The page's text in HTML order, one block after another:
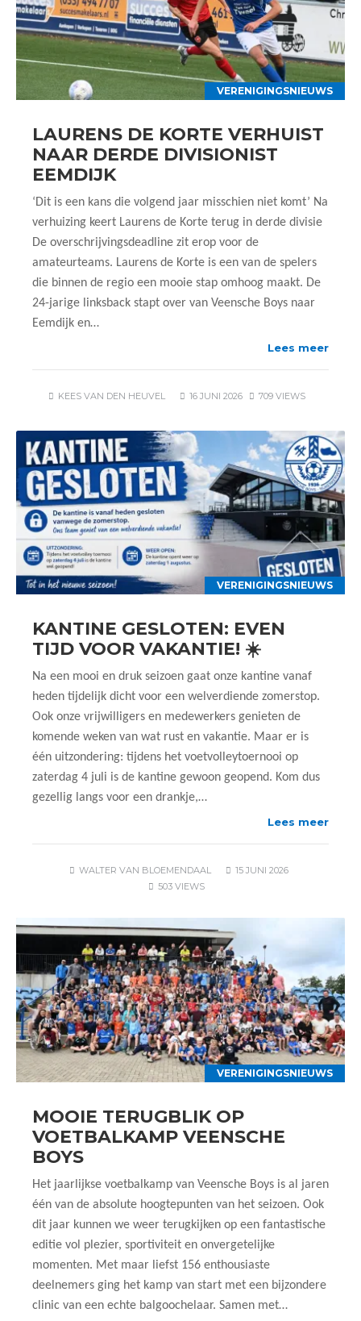
VERENIGINGSNIEUWS
LAURENS DE KORTE VERHUIST
NAAR DERDE DIVISIONIST
EEMDIJK
‘Dit is een kans die volgend jaar misschien niet komt’ Na
verhuizing keert Laurens de Korte terug in derde divisie
De overschrijvingsdeadline zit erop voor de
amateurteams. Laurens de Korte is een van de spelers
die binnen de regio een mooie stap omhoog maakt. De
24-jarige linksback stapt over van Veensche Boys naar
Eemdijk en…
Lees meer
KEES VAN DEN HEUVEL 16 JUNI 2026 709 VIEWS
VERENIGINGSNIEUWS
KANTINE GESLOTEN: EVEN
TIJD VOOR VAKANTIE! ☀️
Na een mooi en druk seizoen gaat onze kantine vanaf
heden tijdelijk dicht voor een welverdiende zomerstop.
Ook onze vrijwilligers en medewerkers genieten de
komende weken van wat rust en vakantie. Maar er is
één uitzondering: tijdens het voetvolleytoernooi op
zaterdag 4 juli is de kantine gewoon geopend. Kom dus
gezellig langs voor een drankje,…
Lees meer
WALTER VAN BLOEMENDAAL
15 JUNI 2026
503 VIEWS
VERENIGINGSNIEUWS
MOOIE TERUGBLIK OP
VOETBALKAMP VEENSCHE
BOYS
Het jaarlijkse voetbalkamp van Veensche Boys is al jaren
één van de absolute hoogtepunten van het seizoen. Ook
dit jaar kunnen we weer terugkijken op een fantastische
editie vol plezier, sportiviteit en onvergetelijke
momenten. Met maar liefst 156 enthousiaste
deelnemers ging het kamp van start met een bijzondere
clinic van een echte balgoochelaar. Samen met…